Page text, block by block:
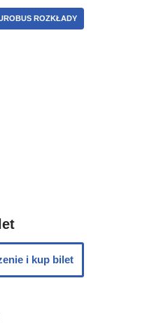
ROZKŁADY
i kup bilet